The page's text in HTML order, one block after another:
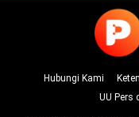
Hubungi Kami
UU Pers